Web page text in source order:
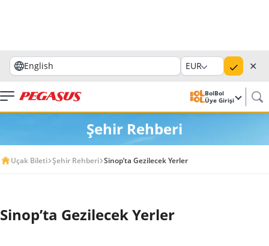
English EUR ✕
BolBol
Üye Girişi
Şehir Rehberi
Uçak Bileti Şehir Rehberi Sinop’ta Gezilecek Yerler
Sinop’ta Gezilecek Yerler